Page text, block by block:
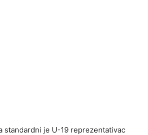
standardni je U-19 reprezentativac